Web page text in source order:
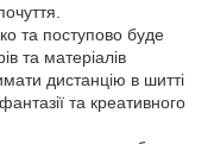
та поступово буде
та матеріалів
дистанцію в шитті
та креативного